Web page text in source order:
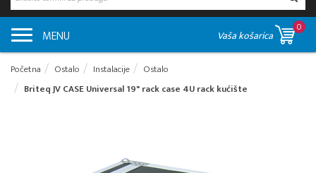
MENU Vaša košarica
0
Početna Ostalo Instalacije
Ostalo
Briteq JV CASE Universal 19" rack case 4U rack kućište